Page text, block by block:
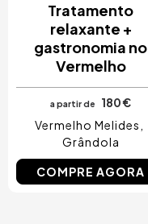
Tratamento
relaxante +
gastronomia no
Vermelho
a partir de
180 €
Vermelho Melides
Grândola
COMPRE AGORA